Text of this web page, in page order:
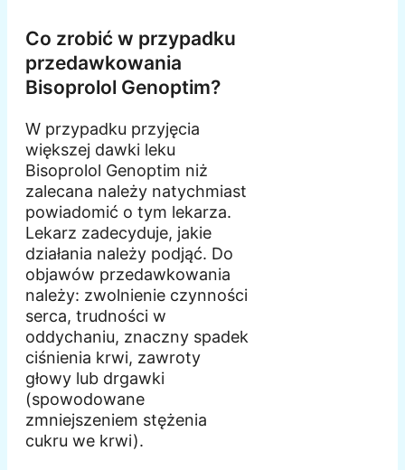
Co zrobić w przypadku
przedawkowania
Bisoprolol Genoptim?
W przypadku przyjęcia
większej dawki leku
Bisoprolol Genoptim niż
zalecana należy natychmiast
powiadomić o tym lekarza.
Lekarz zadecyduje, jakie
działania należy podjąć. Do
objawów przedawkowania
należy: zwolnienie czynności
serca, trudności w
oddychaniu, znaczny spadek
ciśnienia krwi, zawroty
głowy lub drgawki
(spowodowane
zmniejszeniem stężenia
cukru we krwi).